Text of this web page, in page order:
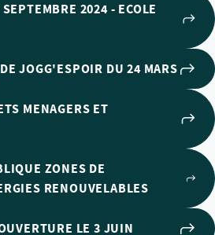
2024 - ECOLE
JOGG'ESPOIR DU 24 MARS
MENAGERS ET
ZONES DE
RENOUVELABLES
LE 3 JUIN